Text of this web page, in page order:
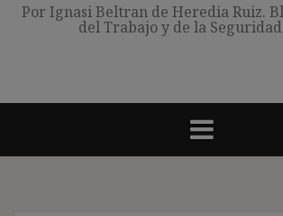
Por Ignasi Beltran de Heredia Ruiz.
del Trabajo y de la